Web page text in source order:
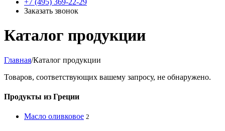
Заказать звонок
Каталог продукции
Главная/Каталог продукции
Товаров, соответствующих вашему запросу, не обнаружено.
Продукты из Греции
Масло оливковое 2